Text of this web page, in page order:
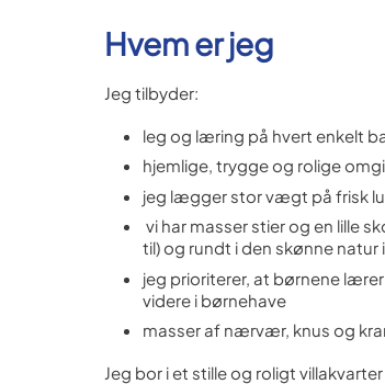
Hvem er jeg
Jeg tilbyder:
leg og læring på hvert enkelt
hjemlige, trygge og rolige
jeg lægger stor vægt på frisk
vi har masser stier og en lille
til) og rundt i den skønne natur
jeg prioriterer, at børnene
videre i børnehave
masser af nærvær, knus og
Jeg bor i et stille og roligt